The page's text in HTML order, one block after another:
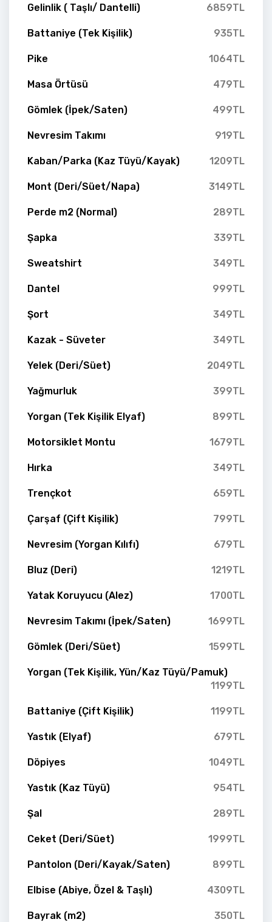
Gelinlik ( Taşlı/ Dantelli) 6859TL
Battaniye (Tek Kişilik) 935TL
Pike 1064TL
Masa Örtüsü 479TL
Gömlek (İpek/Saten) 499TL
Nevresim Takımı 919TL
Kaban/Parka (Kaz Tüyü/Kayak) 1209TL
Mont (Deri/Süet/Napa) 3149TL
Perde m2 (Normal) 289TL
Şapka 339TL
Sweatshirt 349TL
Dantel 999TL
Şort 349TL
Kazak - Süveter 349TL
Yelek (Deri/Süet) 2049TL
Yağmurluk 399TL
Yorgan (Tek Kişilik Elyaf) 899TL
Motorsiklet Montu 1679TL
Hırka 349TL
Trençkot 659TL
Çarşaf (Çift Kişilik) 799TL
Nevresim (Yorgan Kılıfı) 679TL
Bluz (Deri) 1219TL
Yatak Koruyucu (Alez) 1700TL
Nevresim Takımı (İpek/Saten) 1699TL
Gömlek (Deri/Süet) 1599TL
Yorgan (Tek Kişilik, Yün/Kaz Tüyü/Pamuk)
1199TL
Battaniye (Çift Kişilik) 1199TL
Yastık (Elyaf) 679TL
Döpiyes 1049TL
Yastık (Kaz Tüyü) 954TL
Şal 289TL
Ceket (Deri/Süet) 1999TL
Pantolon (Deri/Kayak/Saten) 899TL
Elbise (Abiye, Özel & Taşlı) 4309TL
Bayrak (m2) 350TL